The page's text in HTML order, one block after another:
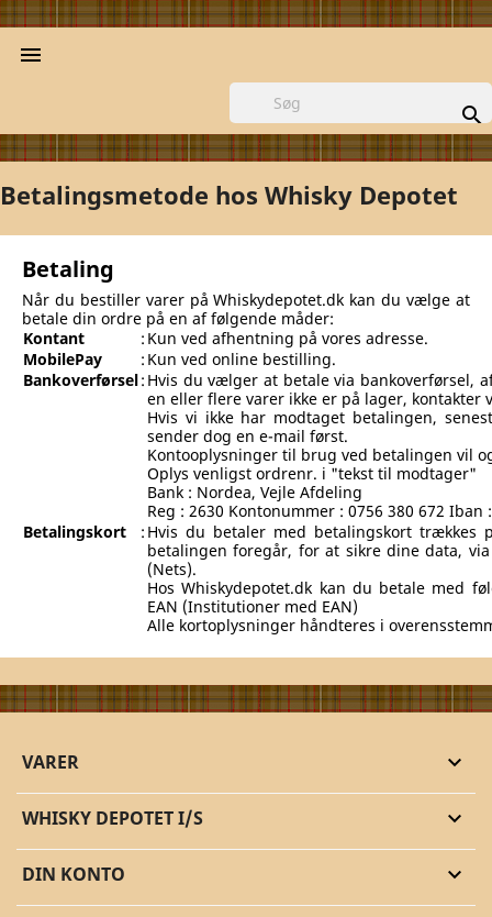


Betalingsmetode hos Whisky Depotet
Betaling
Når du bestiller varer på Whiskydepotet.dk kan du vælge at
betale din ordre på en af følgende måder:
Kontant
: Kun ved afhentning på vores adresse.
MobilePay
: Kun ved online bestilling.
Bankoverførsel: Hvis du vælger at betale via bankoverførsel,
en eller flere varer ikke er på lager,
Hvis vi ikke har modtaget betalingen,
sender dog en e-mail først.
Kontooplysninger til brug ved betalingen vil
Oplys venligst ordrenr. i "tekst til modtager"
Bank : Nordea, Vejle Afdeling
Reg : 2630 Kontonummer : 0756 380 672 Iban
Betalingskort
: Hvis du betaler med betalingskort trækkes
betalingen foregår, for at sikre dine data,
(Nets).
Hos Whiskydepotet.dk kan du betale med
EAN (Institutioner med EAN)
Alle kortoplysninger håndteres i
VARER 
WHISKY DEPOTET I/S 
DIN KONTO 